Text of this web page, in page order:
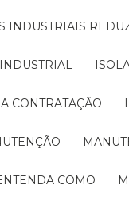
INDUSTRIAIS
CONTRATAÇÃO
COMO